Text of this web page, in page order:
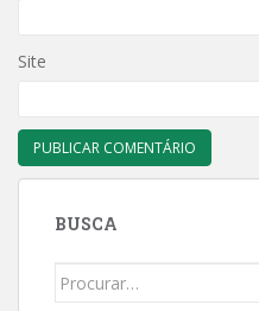
Site
BUSCA
Search